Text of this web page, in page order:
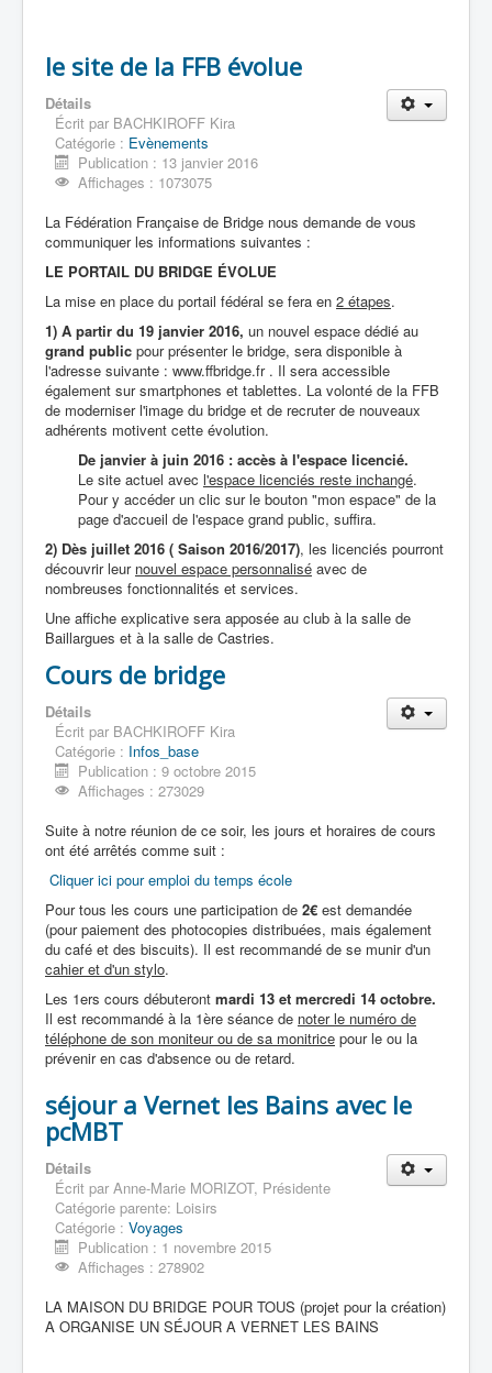
Théatre
Journées du patrimoine
Visite du Musée d'anatomie
Exposition couleur du temps
Visite de la faculté de Médecine
Voyages
Activités Sportives
Randonnées
Lecture
Bricolage
Cuisine
Apéritifs
Entrées
Salade aux figues
Les cucurbitacées de l'automne
Plats
La soupe à l'oignon du marathon
Desserts
Gateau au chocolat du 1er Patton
Mardi Gras en Russie
Tarte aux noix de pécan
Vins
Index
Sujets récents
Recherche
Photos
Fête de l'école
Vernet
le site de la FFB évolue
Détails
Écrit par BACHKIROFF Kira
Catégorie : Evènements
Publication : 13 janvier 2016
Affichages : 1073075
La Fédération Française de Bridge nous demande de vous
communiquer les informations suivantes :
LE PORTAIL DU BRIDGE ÉVOLUE
La mise en place du portail fédéral se fera en 2 étapes.
1) A partir du 19 janvier 2016, un nouvel espace dédié au
grand public pour présenter le bridge, sera disponible à
l'adresse suivante : www.ffbridge.fr . Il sera accessible
également sur smartphones et tablettes. La volonté de la FFB
de moderniser l'image du bridge et de recruter de nouveaux
adhérents motivent cette évolution.
De janvier à juin 2016 : accès à l'espace licencié.
Le site actuel avec l'espace licenciés reste inchangé.
Pour y accéder un clic sur le bouton "mon espace" de la
page d'accueil de l'espace grand public, suffira.
2) Dès juillet 2016 ( Saison 2016/2017), les licenciés pourront
découvrir leur nouvel espace personnalisé avec de
nombreuses fonctionnalités et services.
Une affiche explicative sera apposée au club à la salle de
Baillargues et à la salle de Castries.
Cours de bridge
Détails
Écrit par BACHKIROFF Kira
Catégorie : Infos_base
Publication : 9 octobre 2015
Affichages : 273029
Suite à notre réunion de ce soir, les jours et horaires de cours
ont été arrêtés comme suit :
Cliquer ici pour emploi du temps école
Pour tous les cours une participation de 2€ est demandée
(pour paiement des photocopies distribuées, mais également
du café et des biscuits). Il est recommandé de se munir d'un
cahier et d'un stylo.
Les 1ers cours débuteront mardi 13 et mercredi 14 octobre.
Il est recommandé à la 1ère séance de noter le numéro de
téléphone de son moniteur ou de sa monitrice pour le ou la
prévenir en cas d'absence ou de retard.
séjour a Vernet les Bains avec le
pcMBT
Détails
Écrit par Anne-Marie MORIZOT, Présidente
Catégorie parente: Loisirs
Catégorie : Voyages
Publication : 1 novembre 2015
Affichages : 278902
LA MAISON DU BRIDGE POUR TOUS (projet pour la création)
A ORGANISE UN SÉJOUR A VERNET LES BAINS